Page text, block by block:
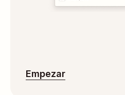
Empezar